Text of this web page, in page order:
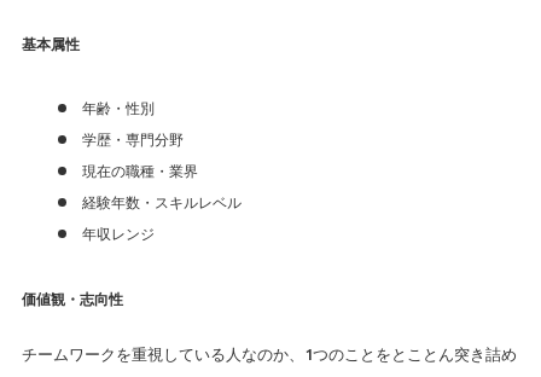
基本属性
年齢・性別
学歴・専門分野
現在の職種・業界
経験年数・スキルレベル
年収レンジ
価値観・志向性
チームワークを重視している人なのか、1つのことをとことん突き詰め